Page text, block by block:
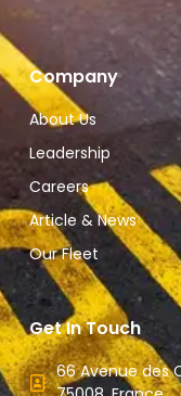
Company
About Us
Leadership
Careers
Article & News
Our Fleet
Get In Touch
66 Avenue des